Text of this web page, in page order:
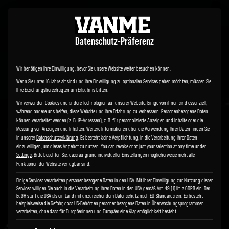
Datenschutz-Präferenz
Wir benötigen Ihre Einwilligung, bevor Sie unsere Website weiter besuchen können.
Wenn Sie unter 16 Jahre alt sind und Ihre Einwilligung zu optionalen Services geben möchten, müssen Sie
Ihre Erziehungsberechtigten um Erlaubnis bitten.
Wir verwenden Cookies und andere Technologien auf unserer Website. Einige von ihnen sind essenziell,
während andere uns helfen, diese Website und Ihre Erfahrung zu verbessern.Personenbezogene Daten
können verarbeitet werden (z. B. IP-Adressen), z. B. für personalisierte Anzeigen und Inhalte oder die
Messung von Anzeigen und Inhalten.Weitere Informationen über die Verwendung Ihrer Daten finden Sie
in unsererDatenschutzerklärung.Es besteht keine Verpflichtung, in die Verarbeitung Ihrer Daten
einzuwilligen, um dieses Angebot zu nutzen.You can revoke or adjust your selection at any time under
Settings.Bitte beachten Sie, dass aufgrund individueller Einstellungen möglicherweise nicht alle
Funktionen der Website verfügbar sind.
Einige Services verarbeiten personenbezogene Daten in den USA. Mit Ihrer Einwilligung zur Nutzung dieser
Services willigen Sie auch in die Verarbeitung Ihrer Daten in den USA gemäß Art. 49 (1) lit. a GDPR ein. Der
EuGH stuft die USA als ein Land mit unzureichendem Datenschutz nach EU-Standards ein. Es besteht
beispielsweise die Gefahr, dass US-Behörden personenbezogene Daten in Überwachungsprogrammen
verarbeiten, ohne dass für Europäerinnen und Europäer eine Klagemöglichkeit besteht.